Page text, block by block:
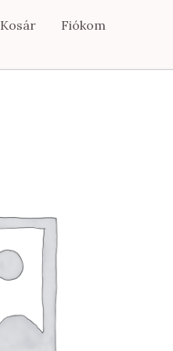
Kosár Fiókom